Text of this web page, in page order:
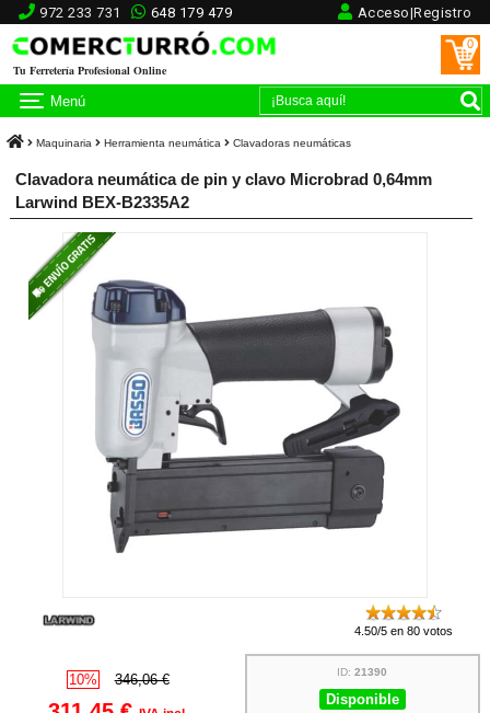
972 233 731 648 179 479 Acceso|Registro
Tu Ferretería Profesional Online
0
Menú
Maquinaria Herramienta neumática Clavadoras neumáticas
Clavadora neumática de pin y clavo Microbrad 0,64mm
Larwind BEX-B2335A2
4.50/5 en 80 votos
10% 346,06 € ID:21390
Disponible